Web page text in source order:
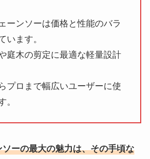
ーンソーは価格と性能のバラ
います。
庭木の剪定に最適な軽量設計
プロまで幅広いユーザーに使
。
ーの最大の魅力は、その手頃な